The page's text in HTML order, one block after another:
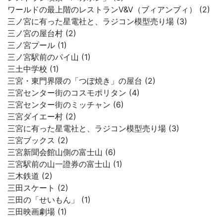
ワールドの最上階のレストランV&V（ブィアンブィ） (2)
三ノ宮に有った星電社と、ラジコン模型売り場 (3)
三ノ宮の屋台村 (2)
三ノ宮プール (1)
三ノ宮駅前のパイ山 (1)
三土中学校 (1)
三宮・東門界隈の「つぼ焼き」の屋台 (2)
三宮センター街のコスモポリタン (4)
三宮センター街のミッチャン (6)
三宮ダイエー村 (2)
三宮に有った星電社と、ラジコン模型売り場 (3)
三宮ブックス (2)
三宮新聞会館山側の富士山 (6)
三宮駅前の山一證券の富士山 (1)
三木鉄道 (2)
三田スケート (2)
三田の「せいもん」 (1)
三田映画劇場 (1)